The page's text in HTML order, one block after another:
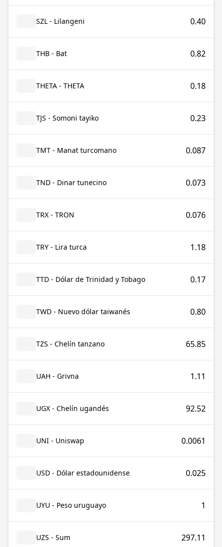
SZL - Lilangeni 0.40
THB - Bat 0.82
THETA - THETA 0.18
TJS - Somoni tayiko 0.23
TMT - Manat turcomano 0.087
TND - Dinar tunecino 0.073
TRX - TRON 0.076
TRY - Lira turca 1.18
TTD - Dólar de Trinidad y Tobago 0.17
TWD - Nuevo dólar taiwanés 0.80
TZS - Chelín tanzano 65.85
UAH - Grivna 1.11
UGX - Chelín ugandés 92.52
UNI - Uniswap 0.0061
USD - Dólar estadounidense 0.025
UYU - Peso uruguayo 1
UZS - Sum 297.11